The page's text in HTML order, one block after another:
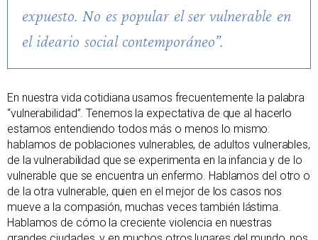
expuesto. No es popular el ser vulnerable en
el ideario social contemporáneo”.
En nuestra vida cotidiana usamos frecuentemente la palabra
“vulnerabilidad”. Tenemos la expectativa de que al hacerlo
estamos entendiendo todos más o menos lo mismo:
hablamos de poblaciones vulnerables, de adultos vulnerables,
de la vulnerabilidad que se experimenta en la infancia y de lo
vulnerable que se encuentra un enfermo. Hablamos del otro o
de la otra vulnerable, quien en el mejor de los casos nos
mueve a la compasión, muchas veces también lástima.
Hablamos de cómo la creciente violencia en nuestras